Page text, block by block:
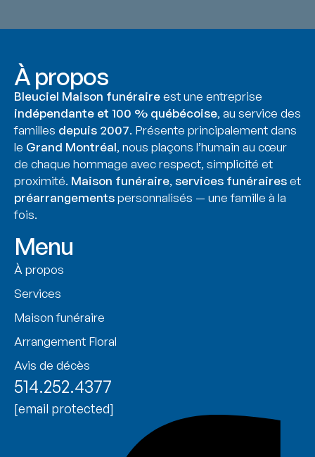
À propos
Bleuciel Maison funéraireest une entreprise
indépendante et 100 % québécoise, au service des
familles depuis 2007. Présente principalement dans
le Grand Montréal, nous plaçons l’humain au cœur
de chaque hommage avec respect, simplicité et
proximité. Maison funéraire,services funéraireset
préarrangementspersonnalisés — une famille à la
fois.
Menu
À propos
Services
Maison funéraire
Arrangement Floral
Avis de décès
514.252.4377
[email protected]